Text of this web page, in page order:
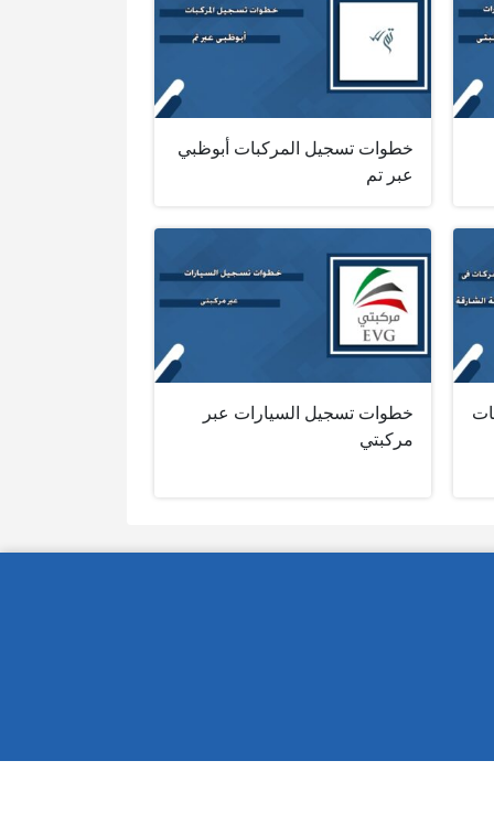
خطوات تسجيل المركبات أبوظبي
عبر تم
خطوات تسجيل السيارات عبر
مركبتي